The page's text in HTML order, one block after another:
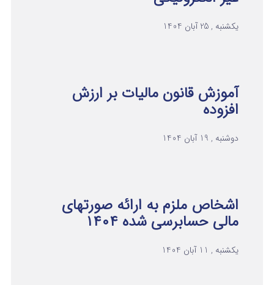
یکشنبه , 25 آبان 1404
آموزش قانون مالیات بر ارزش
افزوده
دوشنبه , 19 آبان 1404
اشخاص ملزم به ارائه صورتهای
مالی حسابرسی شده ۱۴۰۴
یکشنبه , 11 آبان 1404